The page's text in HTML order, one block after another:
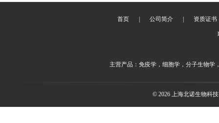
首页 公司简介 资质证书
主营产品：免疫学，细胞学，分子生物学
© 2026 上海北诺生物科